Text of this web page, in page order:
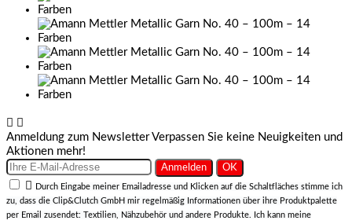
 
Anmeldung zum Newsletter Verpassen Sie keine Neuigkeiten und
Aktionen mehr!

Durch Eingabe meiner Emailadresse und Klicken auf die Schaltfläches stimme ich
zu, dass die Clip&Clutch GmbH mir regelmäßig Informationen über ihre Produktpalette
per Email zusendet: Textilien, Nähzubehör und andere Produkte. Ich kann meine